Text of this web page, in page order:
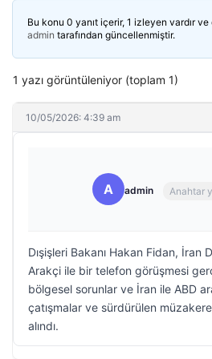
Bu konu 0 yanıt içerir, 1 izleyen vardır ve
admin tarafından güncellenmiştir.
1 yazı görüntüleniyor (toplam 1)
10/05/2026: 4:39 am
A admin Anahtar
Dışişleri Bakanı Hakan Fidan, İran
Arakçi ile bir telefon görüşmesi
bölgesel sorunlar ve İran ile ABD
çatışmalar ve sürdürülen
alındı.